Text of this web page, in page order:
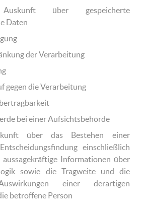
über gespeicherte
Daten
der Verarbeitung
gegen die Verarbeitung
bei einer Aufsichtsbehörde
über das Bestehen einer
einschließlich
Informationen über
sowie die Tragweite und die
einer derartigen
betroffene Person